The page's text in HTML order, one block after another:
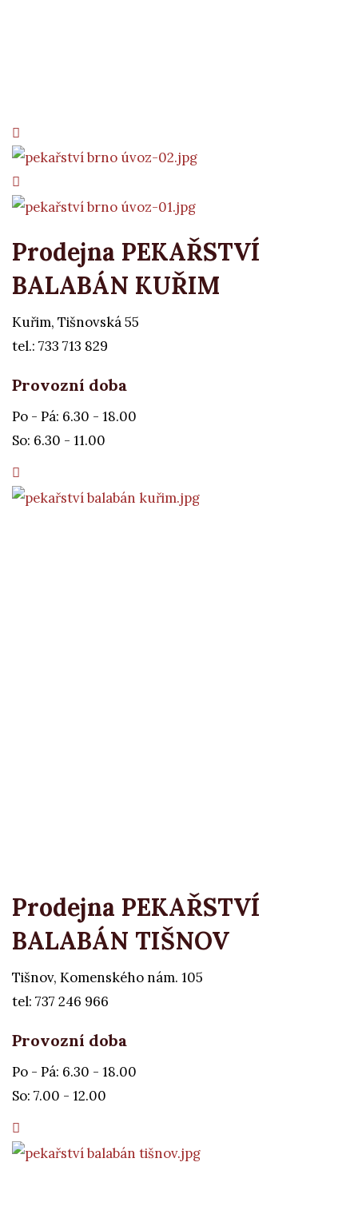
Prodejna PEKAŘSTVÍ
BALABÁN KUŘIM
Kuřim, Tišnovská 55
tel.: 733 713 829
Provozní doba
Po - Pá: 6.30 - 18.00
So: 6.30 - 11.00
Prodejna PEKAŘSTVÍ
BALABÁN TIŠNOV
Tišnov, Komenského nám. 105
tel: 737 246 966
Provozní doba
Po - Pá: 6.30 - 18.00
So: 7.00 - 12.00